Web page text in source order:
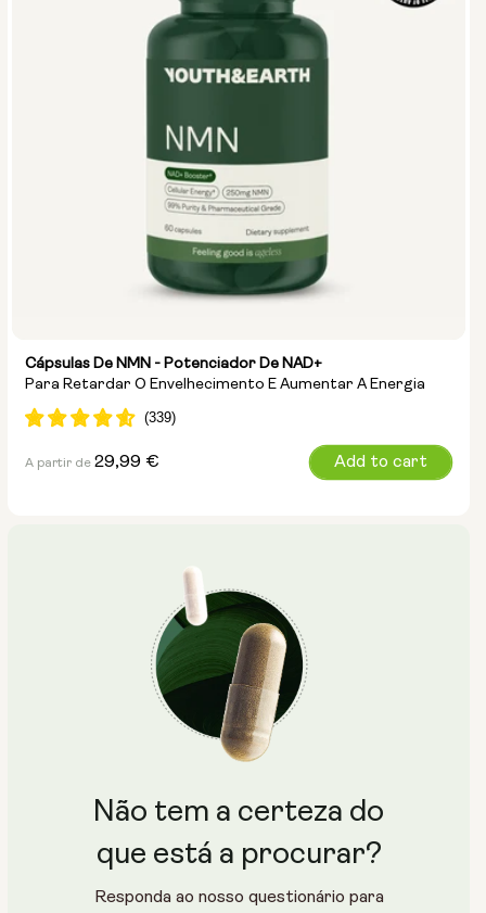
Cápsulas De NMN - Potenciador De NAD+
Para Retardar O Envelhecimento E Aumentar A Energia
Tamanho da cápsula:
500mg
Preço
A partir de 29,99 € Add to cart
Não tem a certeza do
que está a procurar?
Responda ao nosso questionário para